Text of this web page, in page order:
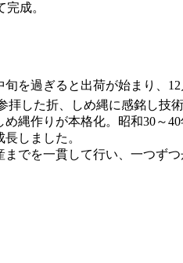
成。
を過ぎると出荷が始まり、12
した折、しめ縄に感銘し技
縄作りが本格化。昭和30～
しました。
でを一貫して行い、一つず